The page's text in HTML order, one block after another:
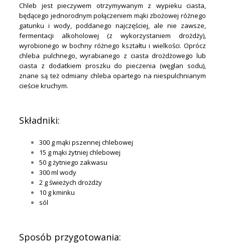
Chleb jest pieczywem otrzymywanym z wypieku ciasta,
będącego jednorodnym połączeniem mąki zbożowej różnego
gatunku i wody, poddanego najczęściej, ale nie zawsze,
fermentacji alkoholowej (z wykorzystaniem drożdży),
wyrobionego w bochny różnego kształtu i wielkości. Oprócz
chleba pulchnego, wyrabianego z ciasta drożdżowego lub
ciasta z dodatkiem proszku do pieczenia (węglan sodu),
znane są też odmiany chleba opartego na niespulchnianym
cieście kruchym.
Składniki:
300 g mąki pszennej chlebowej
15 g mąki żytniej chlebowej
50 g żytniego zakwasu
300 ml wody
2 g świeżych drożdży
10 g kminku
sól
Sposób przygotowania: